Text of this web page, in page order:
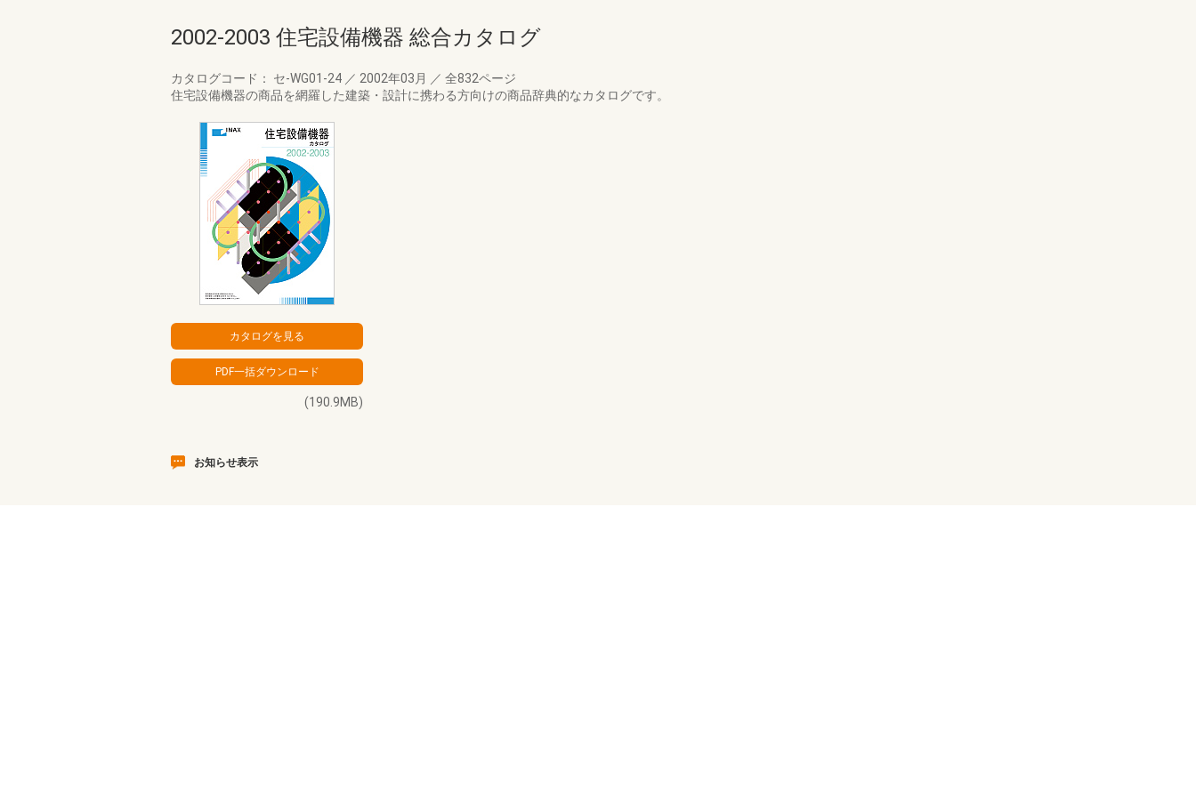
2002-2003 住宅設備機器 総合カタログ
カタログコード： セ-WG01-24 ／ 2002年03月 ／ 全832ページ
住宅設備機器の商品を網羅した建築・設計に携わる方向けの商品辞典的なカタログです。
(190.9MB)
お知らせ表示